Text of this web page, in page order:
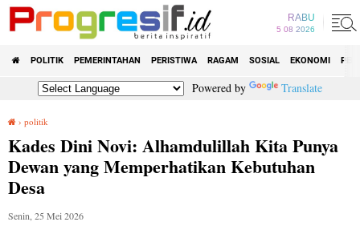
RABU
5 08 2026
POLITIK PEMERINTAHAN PERISTIWA RAGAM SOSIAL EKONOMI
Powered by Translate
› politik
Kades Dini Novi: Alhamdulillah Kita Punya
Dewan yang Memperhatikan Kebutuhan
Desa
Senin, 25 Mei 2026